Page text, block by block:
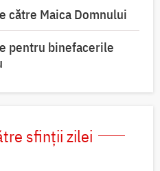
către Maica Domnului
pentru binefacerile
sfinții zilei